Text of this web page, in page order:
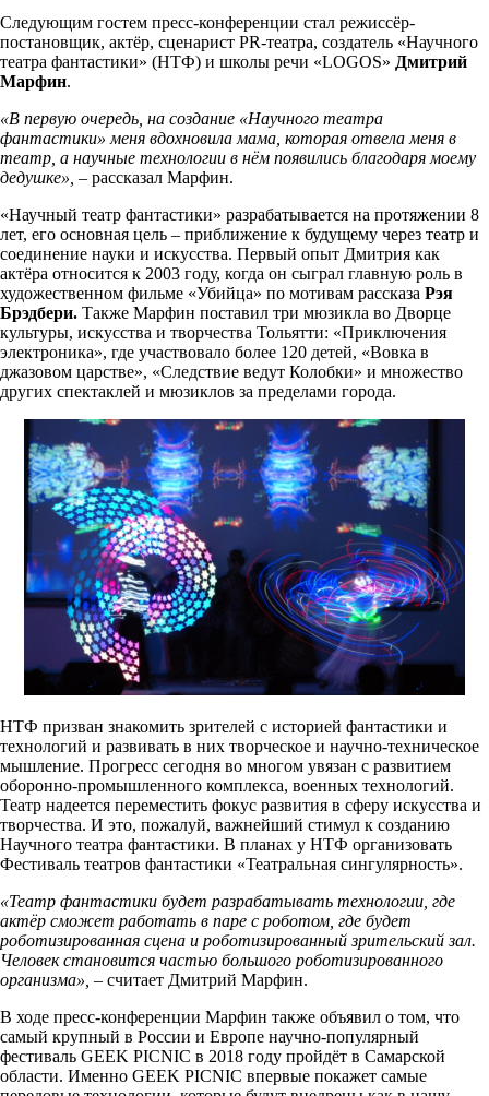
Следующим гостем пресс-конференции стал режиссёр-
постановщик, актёр, сценарист PR-театра, создатель «Научного
театра фантастики» (НТФ) и школы речи «LOGOS» Дмитрий
Марфин.
«В первую очередь, на создание «Научного театра
фантастики» меня вдохновила мама, которая отвела меня в
театр, а научные технологии в нём появились благодаря моему
дедушке», – рассказал Марфин.
«Научный театр фантастики» разрабатывается на протяжении 8
лет, его основная цель – приближение к будущему через театр и
соединение науки и искусства. Первый опыт Дмитрия как
актёра относится к 2003 году, когда он сыграл главную роль в
художественном фильме «Убийца» по мотивам рассказа Рэя
Брэдбери. Также Марфин поставил три мюзикла во Дворце
культуры, искусства и творчества Тольятти: «Приключения
электроника», где участвовало более 120 детей, «Вовка в
джазовом царстве», «Следствие ведут Колобки» и множество
других спектаклей и мюзиклов за пределами города.
НТФ призван знакомить зрителей с историей фантастики и
технологий и развивать в них творческое и научно-техническое
мышление. Прогресс сегодня во многом увязан с развитием
оборонно-промышленного комплекса, военных технологий.
Театр надеется переместить фокус развития в сферу искусства и
творчества. И это, пожалуй, важнейший стимул к созданию
Научного театра фантастики. В планах у НТФ организовать
Фестиваль театров фантастики «Театральная сингулярность».
«Театр фантастики будет разрабатывать технологии, где
актёр сможет работать в паре с роботом, где будет
роботизированная сцена и роботизированный зрительский зал.
Человек становится частью большого роботизированного
организма», – считает Дмитрий Марфин.
В ходе пресс-конференции Марфин также объявил о том, что
самый крупный в России и Европе научно-популярный
фестиваль GEEK PICNIC в 2018 году пройдёт в Самарской
области. Именно GEEK PICNIC впервые покажет самые